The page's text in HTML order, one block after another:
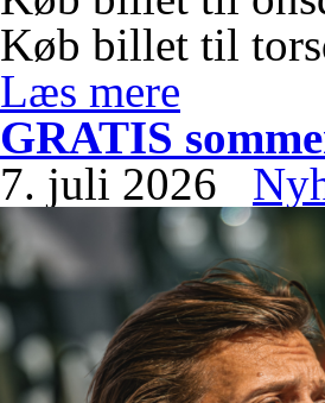
Køb billet til
Læs mere
GRATIS
7. juli 2026